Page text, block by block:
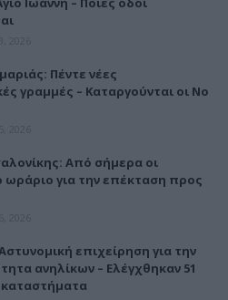
Πέντε νέες
γραμμές – Καταργούνται οι Νο
Από σήμερα οι
ωράριο για την επέκταση προς
επιχείρηση για την
ανηλίκων – Ελέγχθηκαν 51
καταστήματα